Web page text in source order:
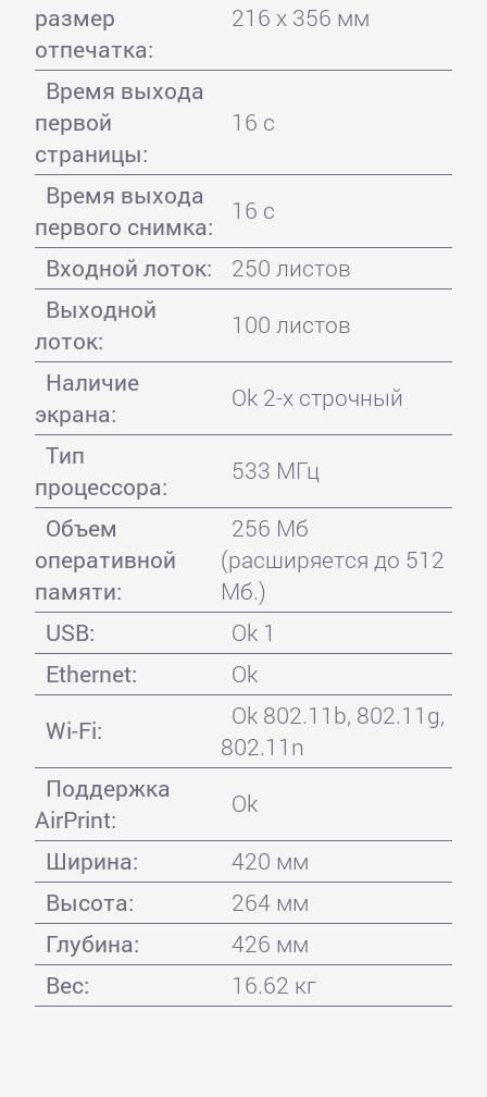
размер
отпечатка:
216 x 356 мм
Время выхода
первой
страницы:
16 с
Время выхода
первого снимка:
16 с
Входной лоток:
250 листов
Выходной
лоток:
100 листов
Наличие
экрана:
Ok 2-х строчный
Тип
процессора:
533 МГц
Объем
оперативной
памяти:
256 Мб
(расширяется до 512
Мб.)
USB:
Ok 1
Ethernet:
Ok
Wi-Fi:
Ok 802.11b, 802.11g,
802.11n
Поддержка
AirPrint:
Ok
Ширина:
420 мм
Высота:
264 мм
Глубина:
426 мм
Вес:
16.62 кг